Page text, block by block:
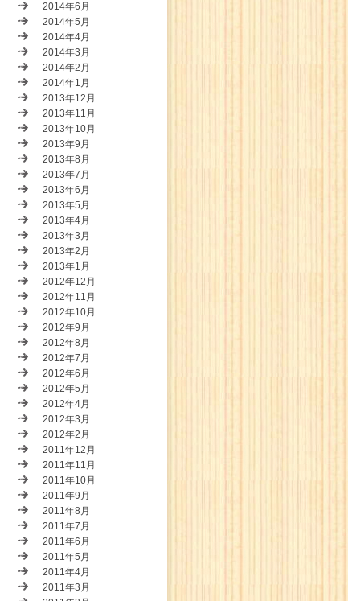
2014年6月
2014年5月
2014年4月
2014年3月
2014年2月
2014年1月
2013年12月
2013年11月
2013年10月
2013年9月
2013年8月
2013年7月
2013年6月
2013年5月
2013年4月
2013年3月
2013年2月
2013年1月
2012年12月
2012年11月
2012年10月
2012年9月
2012年8月
2012年7月
2012年6月
2012年5月
2012年4月
2012年3月
2012年2月
2011年12月
2011年11月
2011年10月
2011年9月
2011年8月
2011年7月
2011年6月
2011年5月
2011年4月
2011年3月